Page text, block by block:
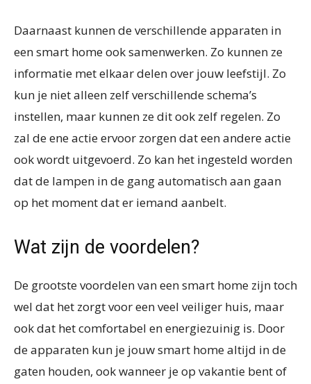
Daarnaast kunnen de verschillende apparaten in
een smart home ook samenwerken. Zo kunnen ze
informatie met elkaar delen over jouw leefstijl. Zo
kun je niet alleen zelf verschillende schema’s
instellen, maar kunnen ze dit ook zelf regelen. Zo
zal de ene actie ervoor zorgen dat een andere actie
ook wordt uitgevoerd. Zo kan het ingesteld worden
dat de lampen in de gang automatisch aan gaan
op het moment dat er iemand aanbelt.
Wat zijn de voordelen?
De grootste voordelen van een smart home zijn toch
wel dat het zorgt voor een veel veiliger huis, maar
ook dat het comfortabel en energiezuinig is. Door
de apparaten kun je jouw smart home altijd in de
gaten houden, ook wanneer je op vakantie bent of